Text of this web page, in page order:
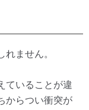
ません。
ていることが違
からつい衝突が